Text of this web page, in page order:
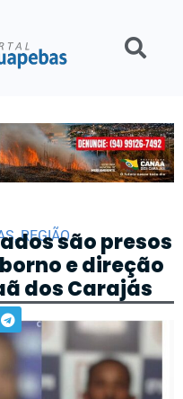
,REGIÃOsão presos
e direção
dos Carajás